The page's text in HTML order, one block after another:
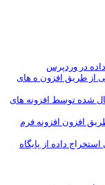
در وردپرس
طریق افزون ه های
توسط افزونه های
افزون افزونه فرم
داده از پایگاه